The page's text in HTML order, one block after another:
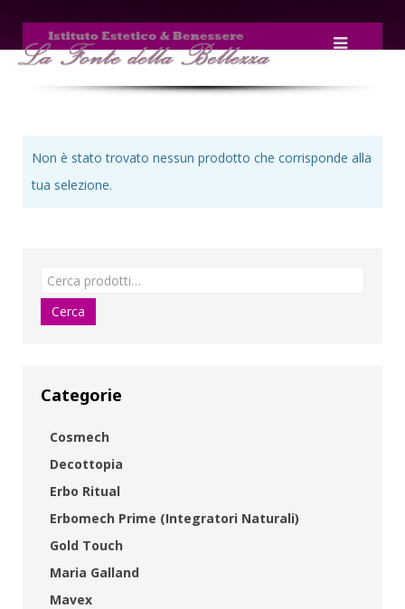
Non è stato trovato nessun prodotto che corrisponde alla
tua selezione.
Categorie
Cosmech
Decottopia
Erbo Ritual
Erbomech Prime (Integratori Naturali)
Gold Touch
Maria Galland
Mavex